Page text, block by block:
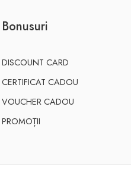
Bonusuri
DISCOUNT CARD
CERTIFICAT CADOU
VOUCHER CADOU
PROMOȚII